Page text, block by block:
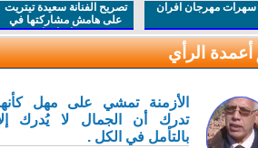
مهرجان افران
تصريح الفنانة سعيدة تيتريت
على هامش مشاركتها في
مهرجان افران
الرأي
الأزمنة تمشي على مهل كأنها
تدرك أن الجمال لا يُدرك إلا
بالتأمل في الكل .